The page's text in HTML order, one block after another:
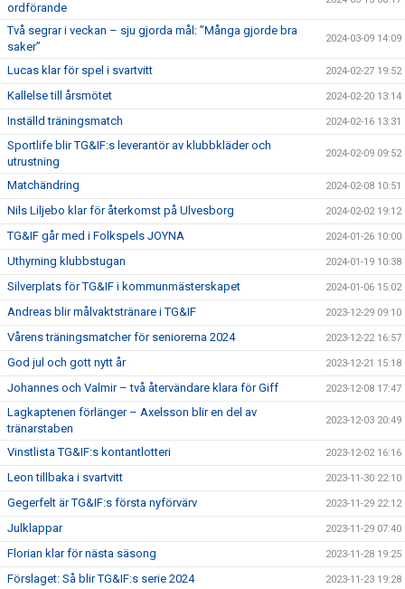
ordförande
Två segrar i veckan – sju gjorda mål: ”Många gjorde bra
saker”
2024-03-09 14:09
Lucas klar för spel i svartvitt 2024-02-27 19:52
Kallelse till årsmötet 2024-02-20 13:14
Inställd träningsmatch 2024-02-16 13:31
Sportlife blir TG&IF:s leverantör av klubbkläder och
utrustning
2024-02-09 09:52
Matchändring 2024-02-08 10:51
Nils Liljebo klar för återkomst på Ulvesborg 2024-02-02 19:12
TG&IF går med i Folkspels JOYNA 2024-01-26 10:00
Uthyrning klubbstugan 2024-01-19 10:38
Silverplats för TG&IF i kommunmästerskapet 2024-01-06 15:02
Andreas blir målvaktstränare i TG&IF 2023-12-29 09:10
Vårens träningsmatcher för seniorerna 2024 2023-12-22 16:57
God jul och gott nytt år 2023-12-21 15:18
Johannes och Valmir – två återvändare klara för Giff 2023-12-08 17:47
Lagkaptenen förlänger – Axelsson blir en del av
tränarstaben
2023-12-03 20:49
Vinstlista TG&IF:s kontantlotteri 2023-12-02 16:16
Leon tillbaka i svartvitt 2023-11-30 22:10
Gegerfelt är TG&IF:s första nyförvärv 2023-11-29 22:12
Julklappar 2023-11-29 07:40
Florian klar för nästa säsong 2023-11-28 19:25
Förslaget: Så blir TG&IF:s serie 2024 2023-11-23 19:28